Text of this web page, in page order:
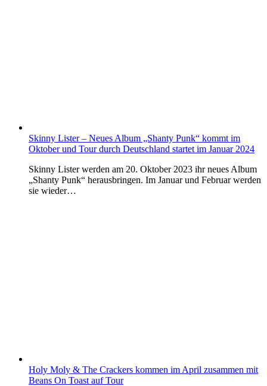
Skinny Lister – Neues Album „Shanty Punk“ kommt im
Oktober und Tour durch Deutschland startet im Januar 2024
Skinny Lister werden am 20. Oktober 2023 ihr neues Album
„Shanty Punk“ herausbringen. Im Januar und Februar werden
sie wieder…
Holy Moly & The Crackers kommen im April zusammen mit
Beans On Toast auf Tour